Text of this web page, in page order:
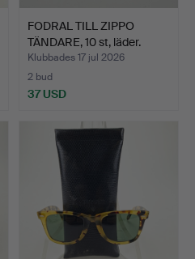
FODRAL TILL ZIPPO
TÄNDARE, 10 st, läder.
Klubbades 17 jul 2026
2 bud
37 USD